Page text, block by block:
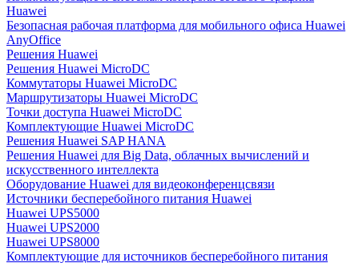
Huawei
Безопасная рабочая платформа для мобильного офиса Huawei
AnyOffice
Решения Huawei
Решения Huawei MicroDC
Коммутаторы Huawei MicroDC
Маршрутизаторы Huawei MicroDC
Точки доступа Huawei MicroDC
Комплектующие Huawei MicroDC
Решения Huawei SAP HANA
Решения Huawei для Big Data, облачных вычислений и
искусственного интеллекта
Оборудование Huawei для видеоконференцсвязи
Источники бесперебойного питания Huawei
Huawei UPS5000
Huawei UPS2000
Huawei UPS8000
Комплектующие для источников бесперебойного питания